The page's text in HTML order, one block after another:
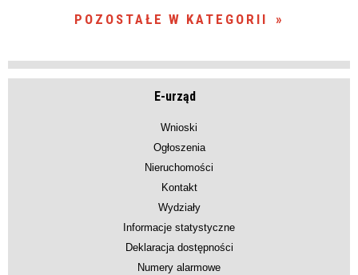
POZOSTAŁE W KATEGORII
E-urząd
Wnioski
Ogłoszenia
Nieruchomości
Kontakt
Wydziały
Informacje statystyczne
Deklaracja dostępności
Numery alarmowe